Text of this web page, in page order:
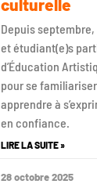
culturelle
Depuis
et étudiant(e)s
d’Éducation
pour se
apprendre à
en confiance.
LIRE LA SUITE »
28 octobre 2025